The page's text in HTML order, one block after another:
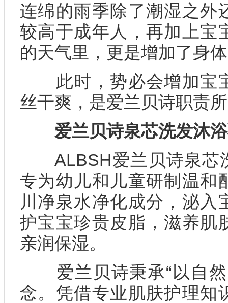
连绵的雨季除了潮湿之外
较高于成年人，再加上宝
的天气里，更是增加了身
此时，势必会增加宝
丝干爽，是爱兰贝诗职责
爱兰贝诗泉芯洗发沐
ALBSH爱兰贝诗泉芯
专为幼儿和儿童研制温和
川净泉水净化成分，泌入
护宝宝珍贵皮脂，滋养肌
亲润保湿。
爱兰贝诗秉承“以自然
念。凭借专业肌肤护理知